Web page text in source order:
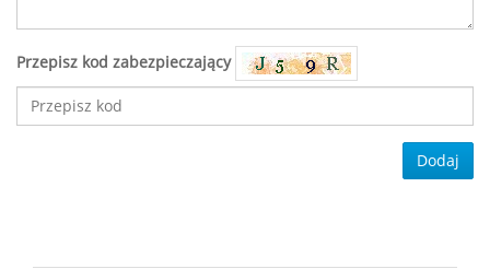
Przepisz kod zabezpieczający
Dodaj